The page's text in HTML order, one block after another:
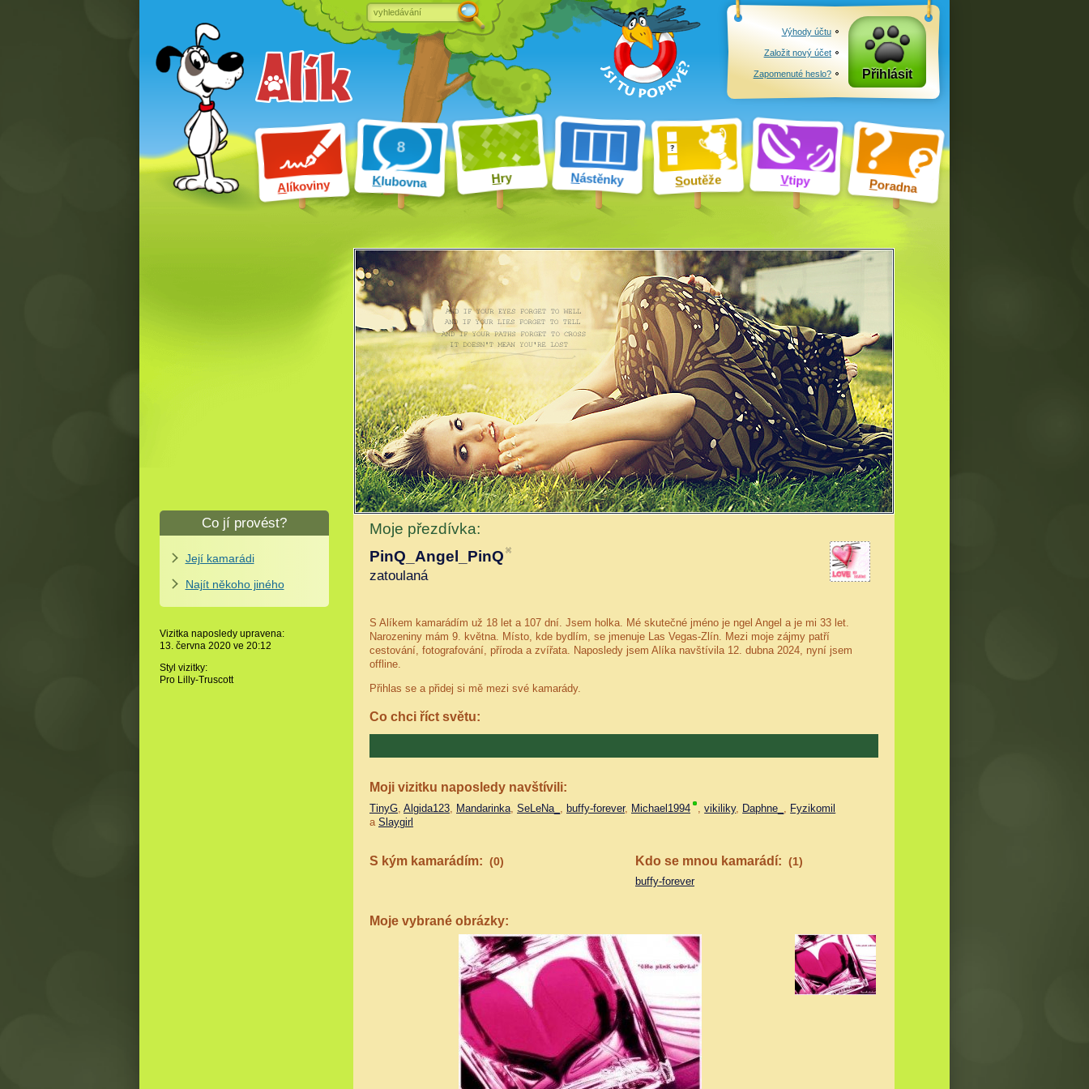
Alíkoviny Klubovna Hry Nástěnky Soutěže Vtipy Poradna
Výhody účtu
Založit nový účet
Zapomenuté heslo? Přihlásit
Moje přezdívka:
PinQ_Angel_PinQ
zatoulaná
S Alíkem kamarádím už 18 let a 107 dní . Jsem holka. Mé skutečné jméno je ngel Angel a je mi 33 let.
Narozeniny mám 9. května. Místo, kde bydlím, se jmenuje Las Vegas-Zlín. Mezi moje zájmy patří
cestování, fotografování, příroda a zvířata. Naposledy jsem Alíka navštívila 12. dubna 2024, nyní jsem
offline.
Přihlas se a přidej si mě mezi své kamarády.
Co chci říct světu:
Moji vizitku naposledy navštívili:
TinyG Algida123 Mandarinka SeLeNa_ buffy-forever, Michael1994 ,vikiliky, Daphne_
Fyzikomil
a Slaygirl
S kým kamarádím: (0) Kdo se mnou kamarádí: (1)
buffy-forever
Moje vybrané obrázky:
Co jí provést?
Její kamarádi
Najít někoho jiného
Vizitka naposledy upravena:
13. června 2020 ve 20:12
Styl vizitky:
Pro Lilly-Truscott